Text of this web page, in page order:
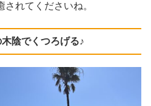
れてくださいね。
陰でくつろげる♪